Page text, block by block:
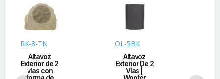
Ohms
techo
RK-8-TN
Altavoz
Exterior de 2
vías con
forma de
OL-5BK
Altavoz
Exterior De 2
Vías |
Woofer